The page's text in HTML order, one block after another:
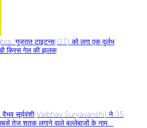
गुजरात टाइटन्स(GT) को लगा एक दुर्लभ
क्रिस गेल की झलक
सूर्यवंशी(Vaibhav Suryavanshi) ने 35
तेज शतक लगाने वाले बल्लेबाजों के नाम..